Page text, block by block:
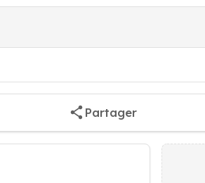
Partager